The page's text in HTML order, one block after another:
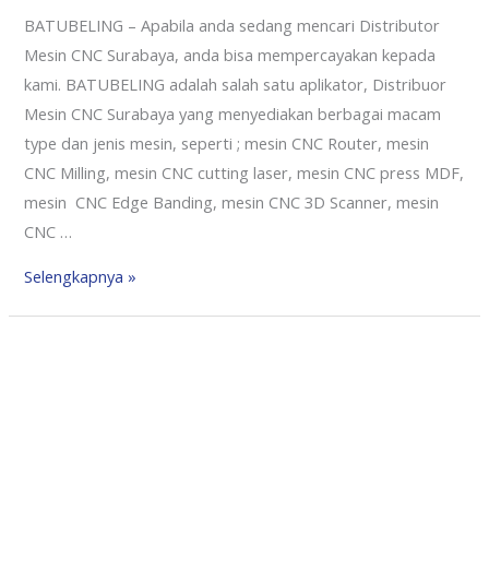
BATUBELING – Apabila anda sedang mencari Distributor
Mesin CNC Surabaya, anda bisa mempercayakan kepada
kami. BATUBELING adalah salah satu aplikator, Distribuor
Mesin CNC Surabaya yang menyediakan berbagai macam
type dan jenis mesin, seperti ; mesin CNC Router, mesin
CNC Milling, mesin CNC cutting laser, mesin CNC press MDF,
mesin CNC Edge Banding, mesin CNC 3D Scanner, mesin
CNC …
Selengkapnya »